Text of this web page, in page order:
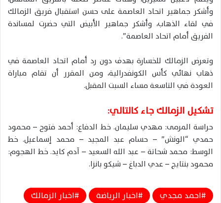
وأشكر جماهير اتحاد العاصمة على حسن استقبال فريق الزمالك
في لقاء الذهاب، وأشكر جماهير الأبيض التي حضرت لمساندة
الفريق أمام اتحاد العاصمة”.
وتعرض الزمالك للخسارة بهدف دون رد أمام اتحاد العاصمة في
ذهاب نهائي كأس الكونفدرالية، ومن المقرر أن تقام مباراة
العودة في التاسعة مساء السبت المقبل.
تشكيل الزمالك جاء كالتالي:
حراسة المرمى: مهدي سليمان. خط الدفاع: أحمد فتوح – محمود
حمدي “الونش” – حسام عبد المجيد – محمد إسماعيل. خط
الوسط: محمد شحاتة – عبد الله السعيد – آدم كايد. خط الهجوم:
محمود بنتايج – عدي الدباغ – شيكو بانزا.
احمد مجدي اخبار الرياضة
اخبار الزمالك